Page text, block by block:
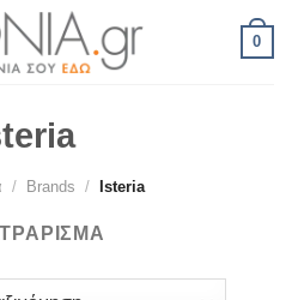
0
/ Brands / Isteria